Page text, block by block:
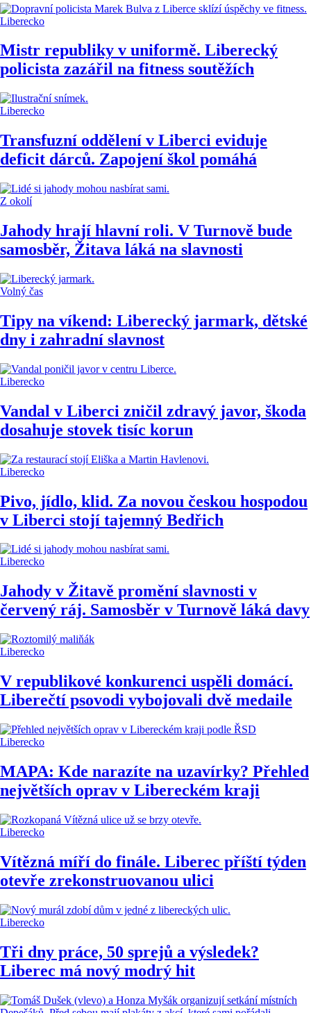
Liberecko
Mistr republiky v uniformě. Liberecký
policista zazářil na fitness soutěžích
Liberecko
Transfuzní oddělení v Liberci eviduje
deficit dárců. Zapojení škol pomáhá
Z okolí
Jahody hrají hlavní roli. V Turnově bude
samosběr, Žitava láká na slavnosti
Volný čas
Tipy na víkend: Liberecký jarmark, dětské
dny i zahradní slavnost
Liberecko
Vandal v Liberci zničil zdravý javor, škoda
dosahuje stovek tisíc korun
Liberecko
Pivo, jídlo, klid. Za novou českou hospodou
v Liberci stojí tajemný Bedřich
Liberecko
Jahody v Žitavě promění slavnosti v
červený ráj. Samosběr v Turnově láká davy
Liberecko
V republikové konkurenci uspěli domácí.
Liberečtí psovodi vybojovali dvě medaile
Liberecko
MAPA: Kde narazíte na uzavírky? Přehled
největších oprav v Libereckém kraji
Liberecko
Vítězná míří do finále. Liberec příští týden
otevře zrekonstruovanou ulici
Liberecko
Tři dny práce, 50 sprejů a výsledek?
Liberec má nový modrý hit